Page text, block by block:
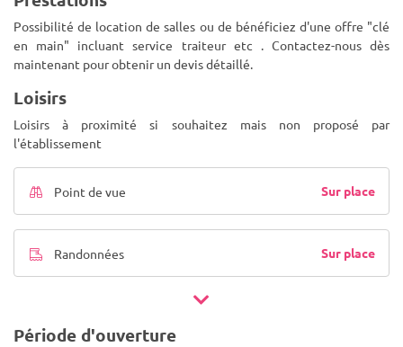
Possibilité de location de salles ou de bénéficiez d'une offre "clé
en main" incluant service traiteur etc . Contactez-nous dès
maintenant pour obtenir un devis détaillé.
Loisirs
Loisirs à proximité si souhaitez mais non proposé par
l'établissement
Point de vue Sur place
Randonnées Sur place
Période d'ouverture